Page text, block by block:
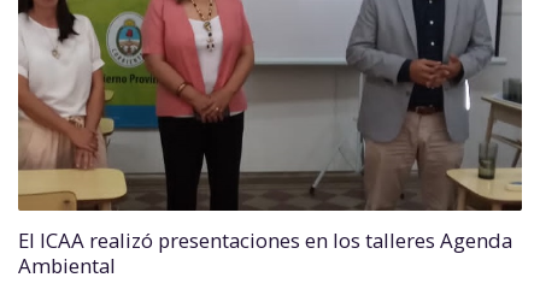
El ICAA realizó presentaciones en los talleres Agenda
Ambiental